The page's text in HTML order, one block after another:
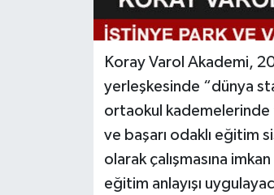
Koray Varol Akademi,
yerleşkesinde “dünya
ortaokul kademelerinde
ve başarı odaklı eğitim
olarak çalışmasına
eğitim anlayışı